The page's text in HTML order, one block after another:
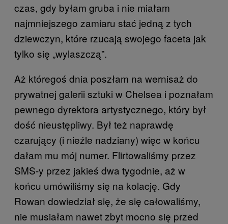
czas, gdy byłam gruba i nie miałam
najmniejszego zamiaru stać jedną z tych
dziewczyn, które rzucają swojego faceta jak
tylko się „wylaszczą”.
Aż któregoś dnia poszłam na wernisaż do
prywatnej galerii sztuki w Chelsea i poznałam
pewnego dyrektora artystycznego, który był
dość nieustępliwy. Był też naprawdę
czarujący (i nieźle nadziany) więc w końcu
dałam mu mój numer. Flirtowaliśmy przez
SMS-y przez jakieś dwa tygodnie, aż w
końcu umówiliśmy się na kolację. Gdy
Rowan dowiedział się, że się całowaliśmy,
nie musiałam nawet zbyt mocno się przed